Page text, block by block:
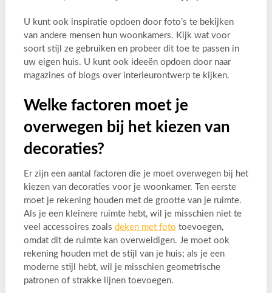
U kunt ook inspiratie opdoen door foto’s te bekijken
van andere mensen hun woonkamers. Kijk wat voor
soort stijl ze gebruiken en probeer dit toe te passen in
uw eigen huis. U kunt ook ideeën opdoen door naar
magazines of blogs over interieurontwerp te kijken.
Welke factoren moet je
overwegen bij het kiezen van
decoraties?
Er zijn een aantal factoren die je moet overwegen bij het
kiezen van decoraties voor je woonkamer. Ten eerste
moet je rekening houden met de grootte van je ruimte.
Als je een kleinere ruimte hebt, wil je misschien niet te
veel accessoires zoals deken met foto toevoegen,
omdat dit de ruimte kan overweldigen. Je moet ook
rekening houden met de stijl van je huis; als je een
moderne stijl hebt, wil je misschien geometrische
patronen of strakke lijnen toevoegen.